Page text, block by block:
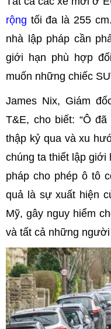
rộng tối đa là 255
nhà lập pháp cần
giới hạn phù hợp
muốn những chiếc
James Nix, Giám
T&E, cho biết: “Ô
thập kỷ qua và xu
chúng ta thiết lập giới
pháp cho phép ô tô
quả là sự xuất hiện
Mỹ, gây nguy hiểm
và tất cả những người